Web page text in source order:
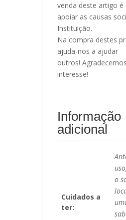
venda deste artigo é
apoiar as causas
Instituição.
Na compra destes
ajuda-nos a ajudar
outros!
interesse!
Informação
adicional
Cuidados a
ter:
o